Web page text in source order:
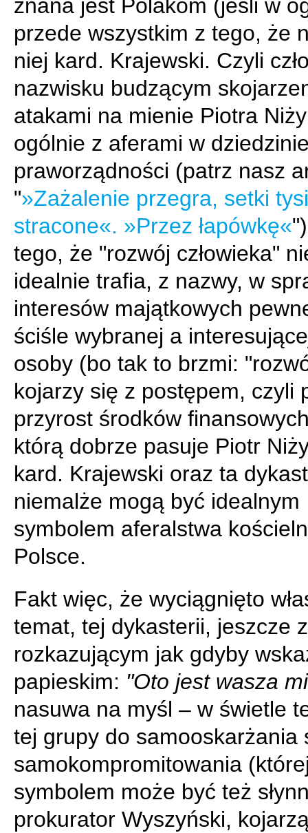
znana jest Polakom (jeśli w
przede wszystkim z tego, że
niej kard. Krajewski. Czyli
nazwisku budzącym
atakami na mienie Piotra
ogólnie z aferami w
praworządności (patrz nasz
"»Zażalenie przegra, setki
stracone«. »Przez łapówkę«
tego, że "rozwój człowieka"
idealnie trafia, z nazwy, w
interesów majątkowych
ściśle wybranej a
osoby (bo tak to brzmi:
kojarzy się z postępem, czyli
przyrost środków
którą dobrze pasuje Piotr
kard. Krajewski oraz ta
niemalże mogą być idealnym
symbolem aferalstwa
Polsce.
Fakt więc, że wyciągnięto
temat, tej dykasterii, jeszcze z
rozkazującym jak gdyby
papieskim: "Oto jest wasza
nasuwa na myśl – w świetle
tej grupy do samooskarżania
samokompromitowania
symbolem może być też
prokurator Wyszyński,